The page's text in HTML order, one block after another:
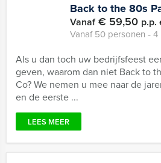
Back to the 80s
Vanaf€ 59,50 p.p.
Vanaf 50 personen ‐ 4
Als u dan toch uw bedrijfsfeest
geven, waarom dan niet Back to
Co? We nemen u mee naar de
en de eerste ...
LEES MEER